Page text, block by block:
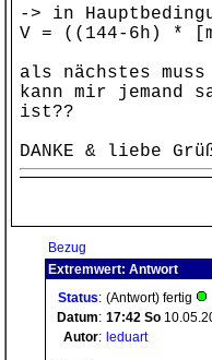
-> in
V = ((144-6h) *
als nächstes
kann mir jemand
ist??
DANKE & liebe
Bezug
Extremwert: Antwort
Status: (Antwort) fertig
Datum: 17:42 So
Autor: leduart